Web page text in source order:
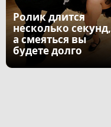
Ролик длится
несколько секунд,
а смеяться вы
будете долго